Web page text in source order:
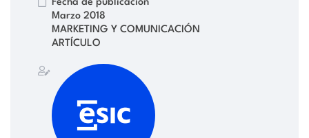
Marzo 2018
MARKETING Y COMUNICACIÓN
ARTÍCULO